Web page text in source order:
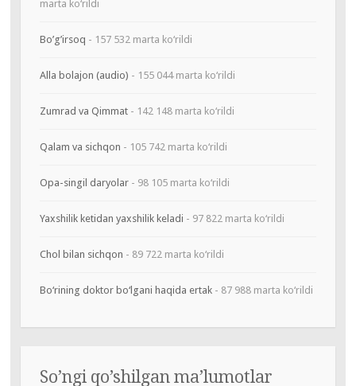
marta ko‘rildi
Bo’g’irsoq - 157 532 marta ko‘rildi
Alla bolajon (audio) - 155 044 marta ko‘rildi
Zumrad va Qimmat- 142 148 marta ko‘rildi
Qalam va sichqon - 105 742 marta ko‘rildi
Opa-singil daryolar- 98 105 marta ko‘rildi
Yaxshilik ketidan yaxshilik keladi - 97 822 marta ko‘rildi
Chol bilan sichqon - 89 722 marta ko‘rildi
Bo‘rining doktor bo‘lgani haqida ertak- 87 988 marta ko‘rildi
So’ngi qo’shilgan ma’lumotlar